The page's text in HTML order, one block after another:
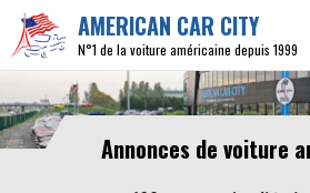
AMERICAN CAR CITY
N°1 de la voiture américaine depuis 1999
Annonces de voiture